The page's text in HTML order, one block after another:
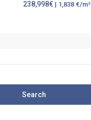
238,998€ | 1,838 €/m²
Search